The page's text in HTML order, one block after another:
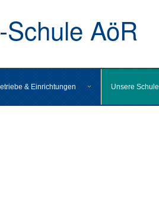
AöR
& Einrichtungen Unsere Schule